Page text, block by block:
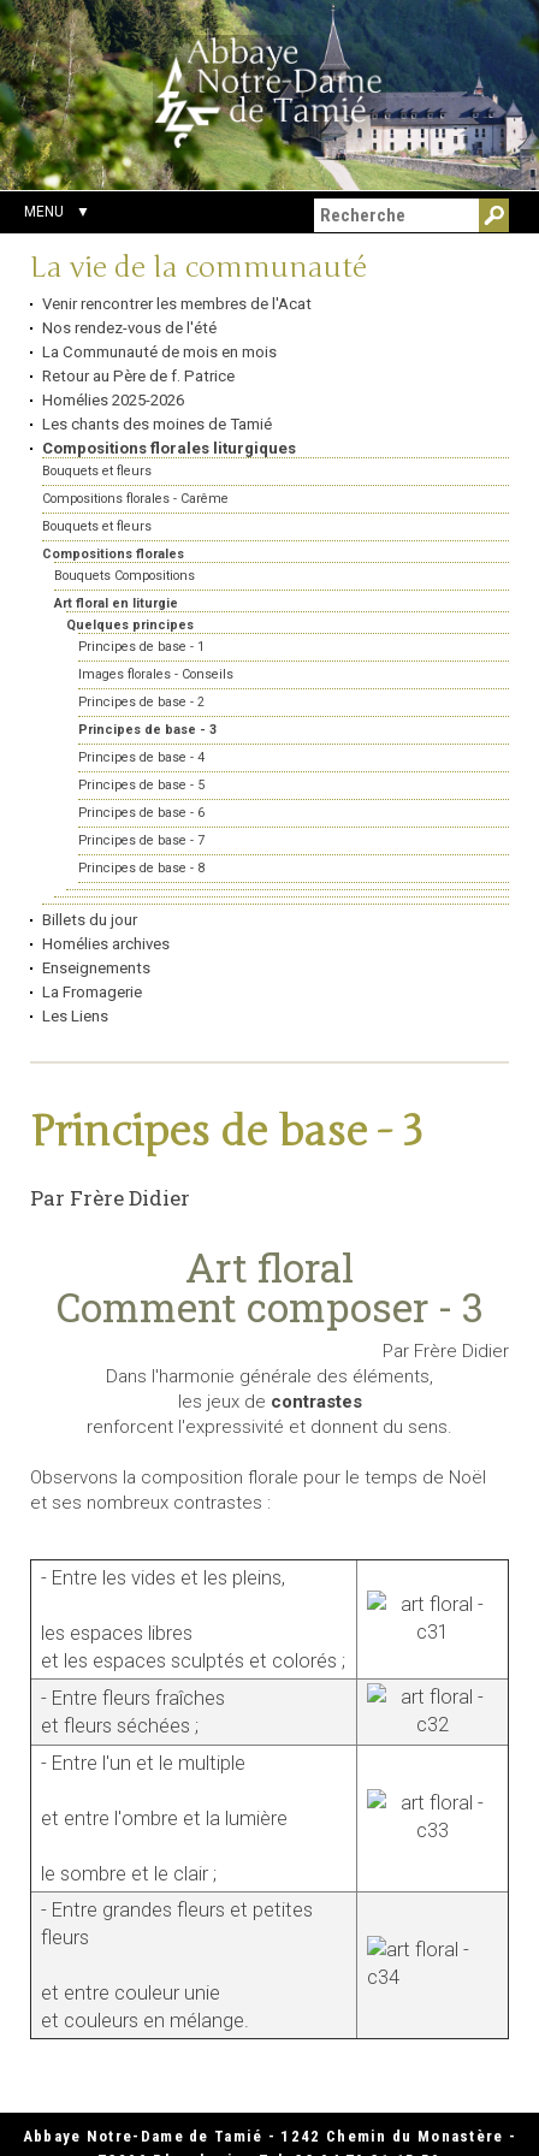
Aller
au
contenu.
|
Aller
à
la
navigation
Outils
personnels
Chercher par
Recherche
avancée…
MENU
Navigation
La vie de la communauté
Venir rencontrer les membres de l'Acat
Nos rendez-vous de l'été
La Communauté de mois en mois
Retour au Père de f. Patrice
Homélies 2025-2026
Les chants des moines de Tamié
Compositions florales liturgiques
Bouquets et fleurs
Compositions florales - Carême
Bouquets et fleurs
Compositions florales
Bouquets Compositions
Art floral en liturgie
Quelques principes
Principes de base - 1
Images florales - Conseils
Principes de base - 2
Principes de base - 3
Principes de base - 4
Principes de base - 5
Principes de base - 6
Principes de base - 7
Principes de base - 8
Billets du jour
Homélies archives
Enseignements
La Fromagerie
Les Liens
Principes de base - 3
Par Frère Didier
Art floral
Comment composer - 3
Par Frère Didier
Dans l'harmonie générale des éléments,
les jeux de contrastes
renforcent l'expressivité et donnent du sens.
Observons la composition florale pour le temps de Noël
et ses nombreux contrastes :
- Entre les vides et les pleins,
les espaces libres
et les espaces sculptés et colorés ;
- Entre fleurs fraîches
et fleurs séchées ;
- Entre l'un et le multiple
et entre l'ombre et la lumière
le sombre et le clair ;
- Entre grandes fleurs et petites
fleurs
et entre couleur unie
et couleurs en mélange.
Abbaye Notre-Dame de Tamié - 1242 Chemin du Monastère -